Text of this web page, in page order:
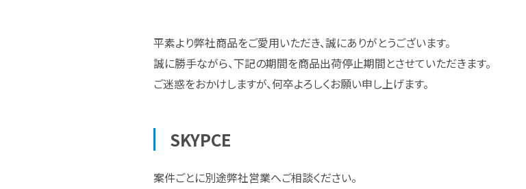
平素より弊社商品をご愛用いただき、誠にありがとうございます。
誠に勝手ながら、下記の期間を商品出荷停止期間とさせていただきます。
ご迷惑をおかけしますが、何卒よろしくお願い申し上げます。
SKYPCE
案件ごとに別途弊社営業へご相談ください。